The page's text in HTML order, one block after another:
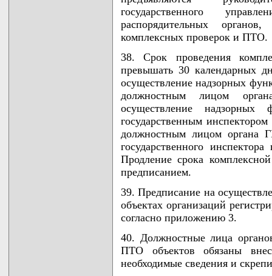
государственного
распорядительных
комплексных проверок и ПТО.
38. Срок проведения
превышать 30 календарных
осуществление надзорных
должностным лицом
осуществление
государственным
должностным лицом органа
государственного
Продление срока
предписанием.
39. Предписание на
объектах организаций
согласно приложению 3.
40. Должностные лица
ПТО объектов обязаны
необходимые сведения и